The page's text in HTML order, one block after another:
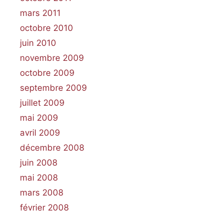
mars 2011
octobre 2010
juin 2010
novembre 2009
octobre 2009
septembre 2009
juillet 2009
mai 2009
avril 2009
décembre 2008
juin 2008
mai 2008
mars 2008
février 2008